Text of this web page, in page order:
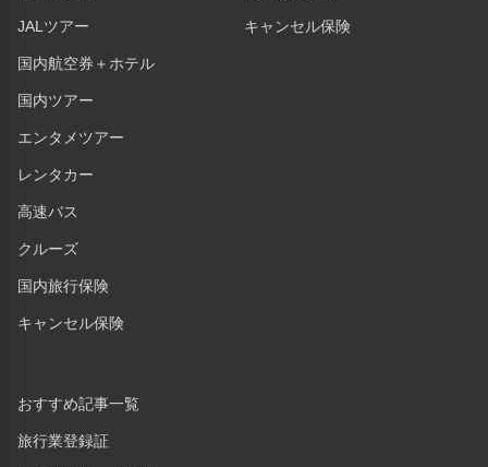
JALツアー
国内航空券＋ホテル
国内ツアー
エンタメツアー
レンタカー
高速バス
クルーズ
国内旅行保険
キャンセル保険
キャンセル保険
おすすめ記事一覧
旅行業登録証